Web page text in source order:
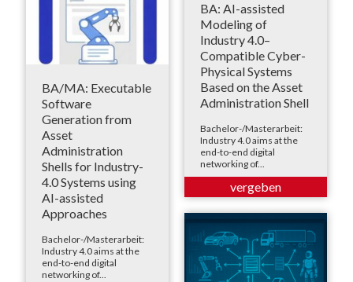
BA: AI-assisted
Modeling of
Industry 4.0–
Compatible Cyber-
Physical Systems
Based on the Asset
Administration Shell
Bachelor-/Masterarbeit:
Industry 4.0 aims at the
end-to-end digital
networking of...
BA/MA: Executable
Software
Generation from
Asset
Administration
Shells for Industry-
4.0 Systems using
AI-assisted
Approaches
Bachelor-/Masterarbeit:
Industry 4.0 aims at the
end-to-end digital
networking of...